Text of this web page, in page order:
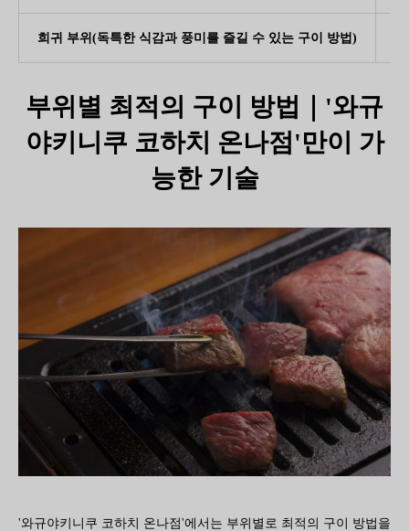
희귀 부위(독특한 식감과 풍미를 즐길 수 있는 구이 방법)
부위별 최적의 구이 방법｜'와규
야키니쿠 코하치 온나점'만이 가
능한 기술
'와규야키니쿠 코하치 온나점'에서는 부위별로 최적의 구이 방법을